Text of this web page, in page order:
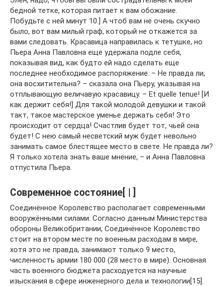
Современное состояние[ | ]
Соединённое Королевство располагает современными
вооружёнными силами. Согласно данным Министерства
обороны Великобритании, Соединённое Королевство
стоит на втором месте по военным расходам в мире,
хотя это не правда, занимают только 9 место,
численность армии 180 000 (28 место в мире). Основная
часть военного бюджета расходуется на научные
изыскания в сфере инженерного дела и технологии[15].